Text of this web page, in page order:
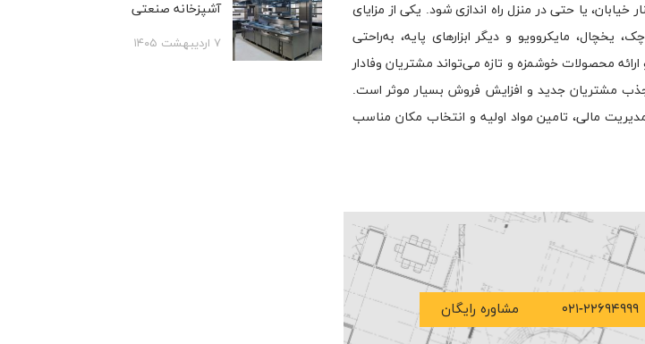
یا حتی در منزل راه اندازی شود. یکی از مزایای
مایکروویو و دیگر ابزارهای پایه، به‌راحتی
محصولات خوشمزه و تازه می‌تواند مشتریان وفادار
جذب مشتریان جدید و افزایش فروش بسیار موثر است.
مالی، تامین مواد اولیه و انتخاب مکان مناسب
۰۲۱-۲۲۶۹۴۹۹۹ مشاوره رایگان
آشپزخانه صنعتی
۷ اردیبهشت ۱۴۰۵